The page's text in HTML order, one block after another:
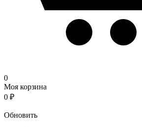
0
Моя корзина
0 ₽
Обновить